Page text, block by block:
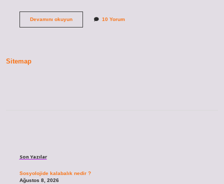
Devamını okuyunÇalıkuşu
10 Yorum
Sitemap
Son Yazılar
Sosyolojide kalabalık nedir ?
Ağustos 8, 2026